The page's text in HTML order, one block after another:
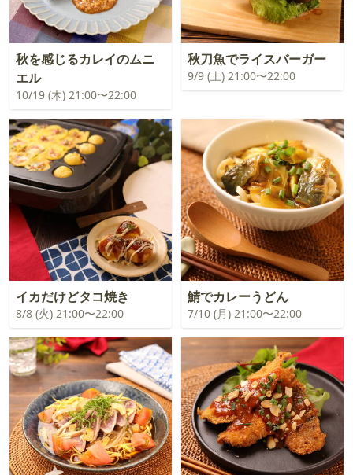
秋を感じるカレイのムニ
エル
10/19 (木) 21:00〜22:00
秋刀魚でライスバーガー
9/9 (土) 21:00〜22:00
イカだけどタコ焼き
8/8 (火) 21:00〜22:00
鯖でカレーうどん
7/10 (月) 21:00〜22:00